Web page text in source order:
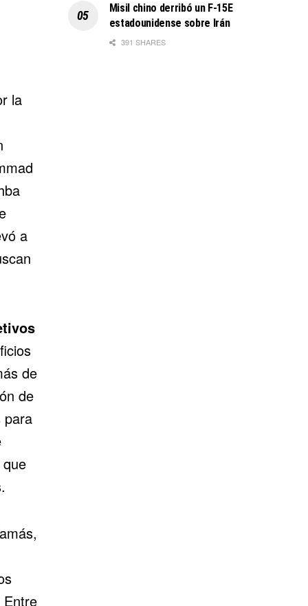
la
a
de
de
para
Misil chino derribó un F-15E
estadounidense sobre Irán
391 SHARES